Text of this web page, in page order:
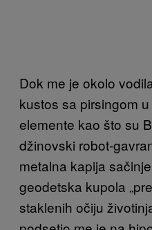
Dok me je okolo
kustos sa pirsingom
elemente kao što su
džinovski robot-
metalna kapija
geodetska kupola
staklenih očiju